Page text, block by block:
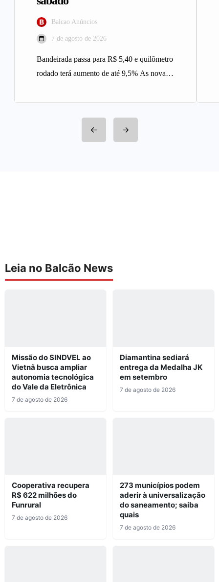
Balcao Anúncios
7 de agosto de 2026
Bandeirada passa para R$ 5,40 e quilômetro
rodado terá aumento de até 9,5% As novas
Leia no Balcão News
Missão do SINDVEL ao
Vietnã busca ampliar
autonomia tecnológica
do Vale da Eletrônica
7 de agosto de 2026
Diamantina sediará
entrega da Medalha JK
em setembro
7 de agosto de 2026
Cooperativa recupera
R$ 622 milhões do
Funrural
7 de agosto de 2026
273 municípios podem
aderir à universalização
do saneamento; saiba
quais
7 de agosto de 2026